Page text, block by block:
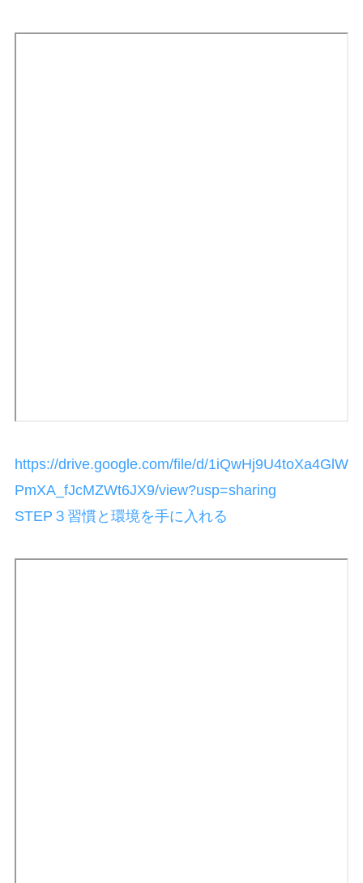
https://drive.google.com/file/d/1iQwHj9U4toXa4GlW
PmXA_fJcMZWt6JX9/view?usp=sharing
STEP３習慣と環境を手に入れる